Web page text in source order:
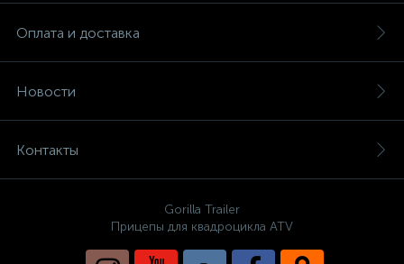
Оплата и доставка
Новости
Контакты
Gorilla Trailer
Прицепы для квадроцикла ATV